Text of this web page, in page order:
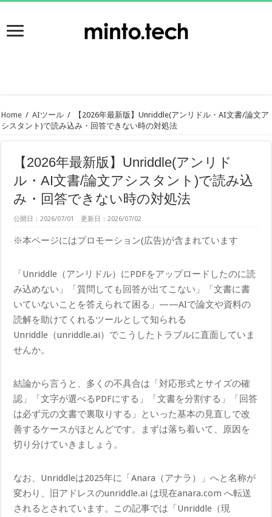
Home / AIツール /
【2026年最新版】Unriddle(アンリドル・AI文書/論文ア
シスタント)で読み込み・回答できない時の対処法
【2026年最新版】Unriddle(アンリド
ル・AI文書/論文アシスタント)で読み込
み・回答できない時の対処法
公開日：2026/07/01 更新日：2026/07/02
※本ページにはプロモーション(広告)が含まれています
「Unriddle（アンリドル）にPDFをアップロードしたのに読
み込めない」「質問しても回答が出てこない」「文書に書
いていないことを答えられて困る」——AIで論文や資料の
読解を助けてくれるツールとして知られる
Unriddle（unriddle.ai）でこうしたトラブルに直面していま
せんか。
結論から言うと、多くの不具合は「対応形式とサイズの確
認」「文字が選べるPDFにする」「文書を分割する」「回答
は必ず元の文書で裏取りする」といった基本の見直しで改
善するケースがほとんどです。まずは落ち着いて、原因を
切り分けていきましょう。
なお、Unriddleは2025年に「Anara（アナラ）」へと名称が
変わり、旧アドレスのunriddle.ai は現在anara.com へ転送
されるとされています。この記事では「Unriddle（現